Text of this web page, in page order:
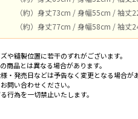
（約）身丈73cm / 身幅55cm / 袖丈
（約）身丈77cm / 身幅58cm / 袖丈
や縫製位置に若干のずれがございます。
商品とは異なる場合があります。
・発売日などは予告なく変更となる場合が
問い合わせください。
行為を一切禁止いたします。